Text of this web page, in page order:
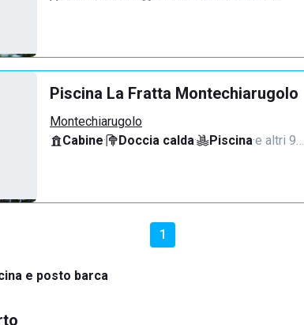
Piscina La Fratta Montechiarugolo
Montechiarugolo
Cabine· Doccia calda· Piscina·e altri 9…
1
e posto barca